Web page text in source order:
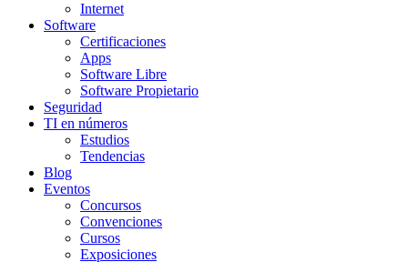
Internet
Software
Certificaciones
Apps
Software Libre
Software Propietario
Seguridad
TI en números
Estudios
Tendencias
Blog
Eventos
Concursos
Convenciones
Cursos
Exposiciones